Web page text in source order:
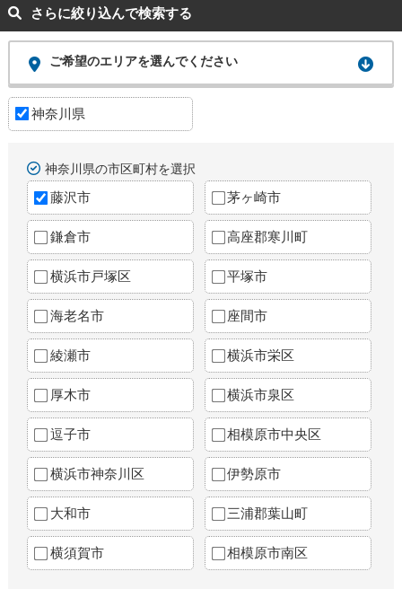
さらに絞り込んで検索する
ご希望のエリアを選んでください
神奈川県
神奈川県の市区町村を選択
藤沢市 茅ヶ崎市
鎌倉市 高座郡寒川町
横浜市戸塚区 平塚市
海老名市 座間市
綾瀬市 横浜市栄区
厚木市 横浜市泉区
逗子市 相模原市中央区
横浜市神奈川区 伊勢原市
大和市 三浦郡葉山町
横須賀市 相模原市南区